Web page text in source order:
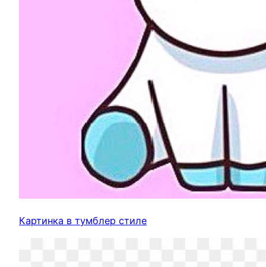
Картинка в тумблер стиле